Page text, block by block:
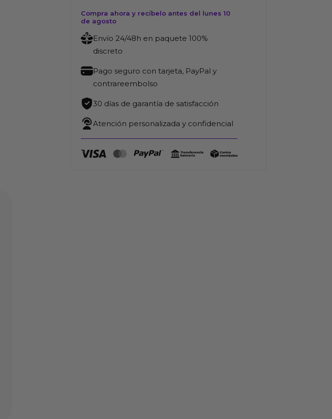
Compra ahora y recíbelo antes del lunes 10
de agosto
Envío 24/48h en paquete 100%
discreto
Pago seguro con tarjeta, PayPal y
contrareembolso
30 días de garantía de satisfacción
Atención personalizada y confidencial